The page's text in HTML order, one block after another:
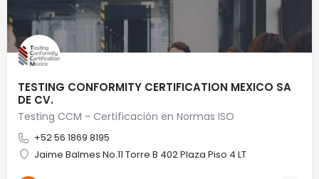
TESTING CONFORMITY CERTIFICATION MEXICO SA
DE CV.
Testing CCM - Certificación en Normas ISO
+52 56 1869 8195
Jaime Balmes No.11 Torre B 402 Plaza Piso 4 LT